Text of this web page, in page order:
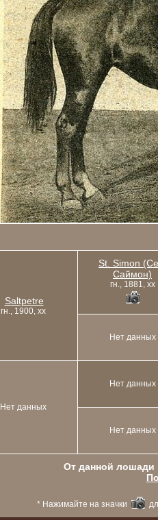
Saltpetre
гн., 1900, xx
St. Simon
Саймон)
гн., 1881, xx
Нет данных
Нет данных
Нет данных
Нет данных
От данной лошади
* Нажимайте на значки